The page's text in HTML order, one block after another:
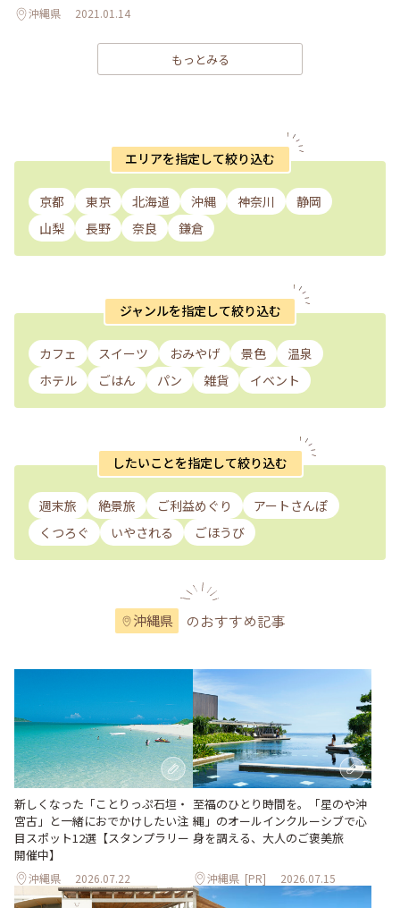
沖縄県 2021.01.14
もっとみる
エリアを指定して絞り込む
京都 東京 北海道 沖縄 神奈川
静岡
山梨
長野 奈良 鎌倉
ジャンルを指定して絞り込む
カフェ スイーツ おみやげ 景色
温泉
ホテル
ごはん パン 雑貨 イベント
したいことを指定して絞り込む
週末旅 絶景旅 ご利益めぐり
アートさんぽ
くつろぐ
いやされる ごほうび
沖縄県 のおすすめ記事
新しくなった「ことりっぷ石垣・
宮古」と一緒におでかけしたい注
目スポット12選【スタンプラリー
開催中】
沖縄県 2026.07.22
至福のひとり時間を。「星のや沖
縄」のオールインクルーシブで心
身を調える、大人のご褒美旅
沖縄県 [PR] 2026.07.15